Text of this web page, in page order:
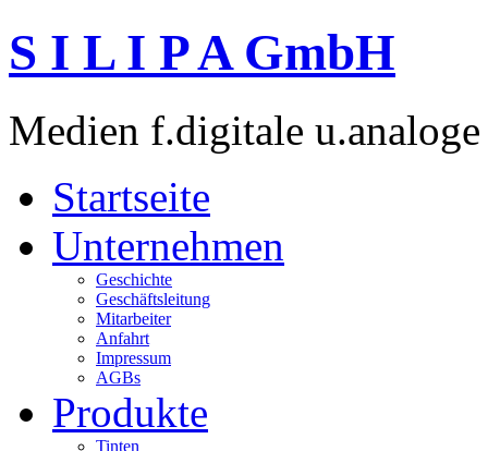
S I L I P A GmbH
Medien f.digitale
Startseite
Unternehmen
Geschichte
Geschäftsleitung
Mitarbeiter
Anfahrt
Impressum
AGBs
Produkte
Tinten